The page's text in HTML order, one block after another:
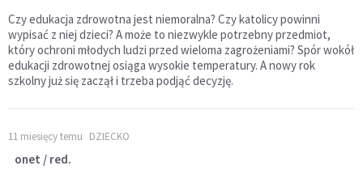
Czy edukacja zdrowotna jest niemoralna? Czy katolicy powinni
wypisać z niej dzieci? A może to niezwykle potrzebny przedmiot,
który ochroni młodych ludzi przed wieloma zagrożeniami? Spór wokół
edukacji zdrowotnej osiąga wysokie temperatury. A nowy rok
szkolny już się zaczął i trzeba podjąć decyzję.
11 miesięcy temu DZIECKO
onet / red.